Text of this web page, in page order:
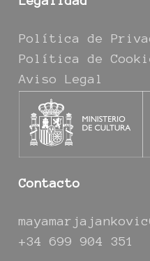
Política de
Política de
Aviso Legal
Contacto
+34 699 904 351